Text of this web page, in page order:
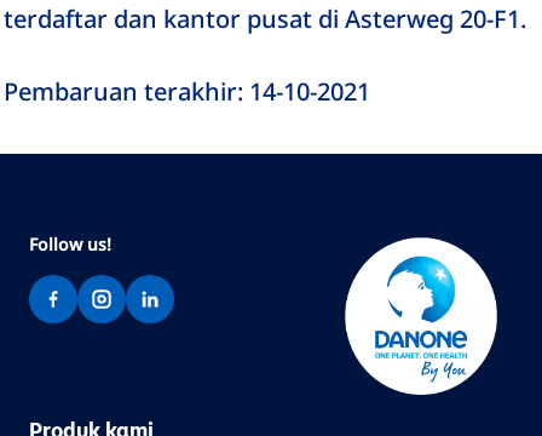
terdaftar dan kantor pusat di Asterweg 20-F1.
Pembaruan terakhir: 14-10-2021
Produk kami
Follow us!